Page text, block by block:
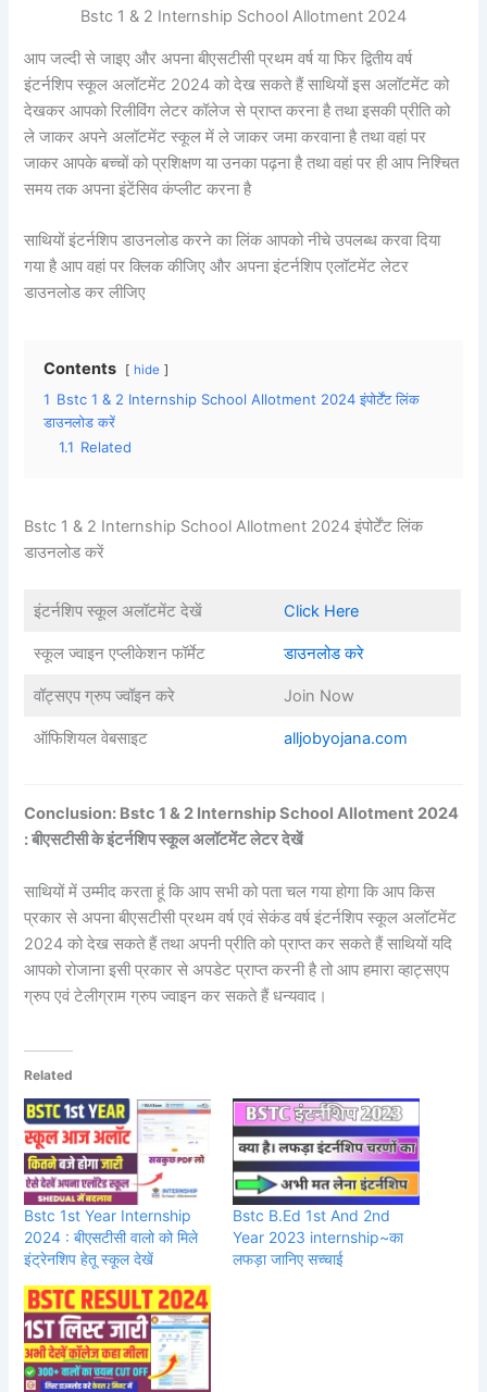
Bstc 1 & 2 Internship School Allotment 2024
आप जल्दी से जाइए और अपना बीएसटीसी प्रथम वर्ष या फिर द्वितीय वर्ष
इंटर्नशिप स्कूल अलॉटमेंट 2024 को देख सकते हैं साथियों इस अलॉटमेंट को
देखकर आपको रिलीविंग लेटर कॉलेज से प्राप्त करना है तथा इसकी प्रीति को
ले जाकर अपने अलॉटमेंट स्कूल में ले जाकर जमा करवाना है तथा वहां पर
जाकर आपके बच्चों को प्रशिक्षण या उनका पढ़ना है तथा वहां पर ही आप निश्चित
समय तक अपना इंटेंसिव कंप्लीट करना है
साथियों इंटर्नशिप डाउनलोड करने का लिंक आपको नीचे उपलब्ध करवा दिया
गया है आप वहां पर क्लिक कीजिए और अपना इंटर्नशिप एलॉटमेंट लेटर
डाउनलोड कर लीजिए
Contents hide
1 Bstc 1 & 2 Internship School Allotment 2024 इंपोर्टेंट लिंक
डाउनलोड करें
1.1 Related
Bstc 1 & 2 Internship School Allotment 2024 इंपोर्टेंट लिंक
डाउनलोड करें
इंटर्नशिप स्कूल अलॉटमेंट देखें Click Here
स्कूल ज्वाइन एप्लीकेशन फॉर्मेट डाउनलोड करे
वॉट्सएप ग्रुप ज्वॉइन करे Join Now
ऑफिशियल वेबसाइट alljobyojana.com
Conclusion: Bstc 1 & 2 Internship School Allotment 2024
: बीएसटीसी के इंटर्नशिप स्कूल अलॉटमेंट लेटर देखें
साथियों में उम्मीद करता हूं कि आप सभी को पता चल गया होगा कि आप किस
प्रकार से अपना बीएसटीसी प्रथम वर्ष एवं सेकंड वर्ष इंटर्नशिप स्कूल अलॉटमेंट
2024 को देख सकते हैं तथा अपनी प्रीति को प्राप्त कर सकते हैं साथियों यदि
आपको रोजाना इसी प्रकार से अपडेट प्राप्त करनी है तो आप हमारा व्हाट्सएप
ग्रुप एवं टेलीग्राम ग्रुप ज्वाइन कर सकते हैं धन्यवाद।
Related
Bstc 1st Year Internship
2024 : बीएसटीसी वालो को मिले
इंट्रेनशिप हेतू स्कूल देखें
Bstc B.Ed 1st And 2nd
Year 2023 internship~का
लफड़ा जानिए सच्चाई